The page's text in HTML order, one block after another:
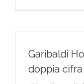
Garibaldi
doppia cifra